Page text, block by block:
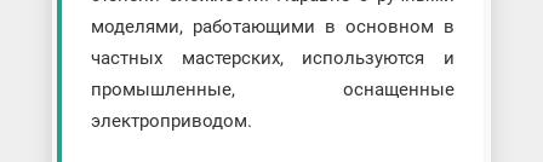
моделями, работающими в основном в
частных мастерских, используются и
промышленные, оснащенные
электроприводом.